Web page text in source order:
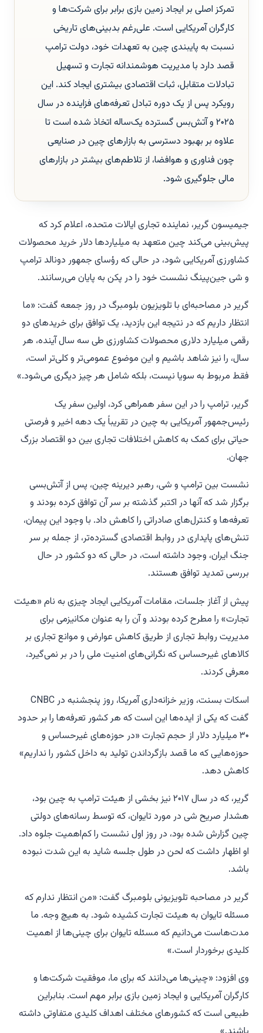
تمرکز اصلی بر ایجاد زمین بازی برابر برای شرکت‌ها و
کارگران آمریکایی است. علی‌رغم بدبینی‌های تاریخی
نسبت به پایبندی چین به تعهدات خود، دولت ترامپ
قصد دارد با مدیریت هوشمندانه تجارت و تسهیل
تبادلات متقابل، ثبات اقتصادی بیشتری ایجاد کند. این
رویکرد پس از یک دوره تبادل تعرفه‌های فزاینده در سال
۲۰۲۵ و آتش‌بس گسترده یک‌ساله اتخاذ شده است تا
علاوه بر بهبود دسترسی به بازارهای چین در صنایعی
چون فناوری و هوافضا، از تلاطم‌های بیشتر در بازارهای
مالی جلوگیری شود.
جیمیسون گریر، نماینده تجاری ایالات متحده، اعلام کرد که
پیش‌بینی می‌کند چین متعهد به میلیاردها دلار خرید محصولات
کشاورزی آمریکایی شود، در حالی که رؤسای جمهور دونالد ترامپ
و شی جین‌پینگ نشست خود را در پکن به پایان می‌رسانند.
گریر در مصاحبه‌ای با تلویزیون بلومبرگ در روز جمعه گفت: «ما
انتظار داریم که در نتیجه این بازدید، یک توافق برای خریدهای دو
رقمی میلیارد دلاری محصولات کشاورزی طی سه سال آینده، هر
سال، را نیز شاهد باشیم و این موضوع عمومی‌تر و کلی‌تر است،
فقط مربوط به سویا نیست، بلکه شامل هر چیز دیگری می‌شود.»
گریر، ترامپ را در این سفر همراهی کرد، اولین سفر یک
رئیس‌جمهور آمریکایی به چین در تقریباً یک دهه اخیر و فرصتی
حیاتی برای کمک به کاهش اختلافات تجاری بین دو اقتصاد بزرگ
جهان.
نشست بین ترامپ و شی، رهبر دیرینه چین، پس از آتش‌بسی
برگزار شد که آنها در اکتبر گذشته بر سر آن توافق کرده بودند و
تعرفه‌ها و کنترل‌های صادراتی را کاهش داد. با وجود این پیمان،
تنش‌های پایداری در روابط اقتصادی گسترده‌تر، از جمله بر سر
جنگ ایران، وجود داشته است، در حالی که دو کشور در حال
بررسی تمدید توافق هستند.
پیش از آغاز جلسات، مقامات آمریکایی ایجاد چیزی به نام «هیئت
تجارت» را مطرح کرده بودند و آن را به عنوان مکانیزمی برای
مدیریت روابط تجاری از طریق کاهش عوارض و موانع تجاری بر
کالاهای غیرحساس که نگرانی‌های امنیت ملی را در بر نمی‌گیرد،
معرفی کردند.
اسکات بسنت، وزیر خزانه‌داری آمریکا، روز پنجشنبه در CNBC
گفت که یکی از ایده‌ها این است که هر کشور تعرفه‌ها را بر حدود
۳۰ میلیارد دلار از حجم تجارت «در حوزه‌های غیرحساس و
حوزه‌هایی که ما قصد بازگرداندن تولید به داخل کشور را نداریم»
کاهش دهد.
گریر، که در سال ۲۰۱۷ نیز بخشی از هیئت ترامپ به چین بود،
هشدار صریح شی در مورد تایوان، که توسط رسانه‌های دولتی
چین گزارش شده بود، در روز اول نشست را کم‌اهمیت جلوه داد.
او اظهار داشت که لحن در طول جلسه شاید به این شدت نبوده
باشد.
گریر در مصاحبه تلویزیونی بلومبرگ گفت: «من انتظار ندارم که
مسئله تایوان به هیئت تجارت کشیده شود. به هیچ وجه. ما
مدت‌هاست می‌دانیم که مسئله تایوان برای چینی‌ها از اهمیت
کلیدی برخوردار است.»
وی افزود: «چینی‌ها می‌دانند که برای ما، موفقیت شرکت‌ها و
کارگران آمریکایی و ایجاد زمین بازی برابر مهم است. بنابراین
طبیعی است که کشورهای مختلف اهداف کلیدی متفاوتی داشته